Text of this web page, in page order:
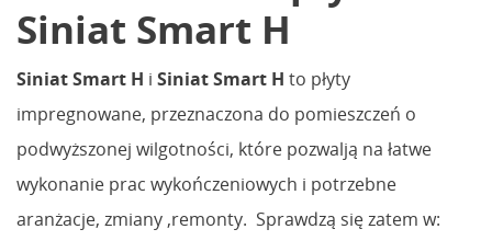
Siniat Smart H
Siniat Smart H i Siniat Smart H to płyty
impregnowane, przeznaczona do pomieszczeń o
podwyższonej wilgotności, które pozwalją na łatwe
wykonanie prac wykończeniowych i potrzebne
aranżacje, zmiany ,remonty. Sprawdzą się zatem w: